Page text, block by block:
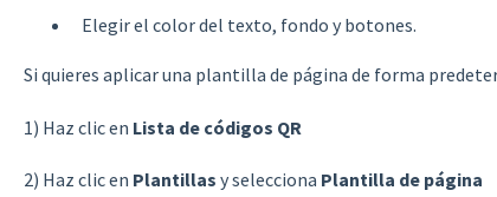
Elegir el color del texto, fondo y botones.
Si quieres aplicar una plantilla de página de forma
1) Haz clic en Lista de códigos QR
2) Haz clic en Plantillas y selecciona Plantilla de página